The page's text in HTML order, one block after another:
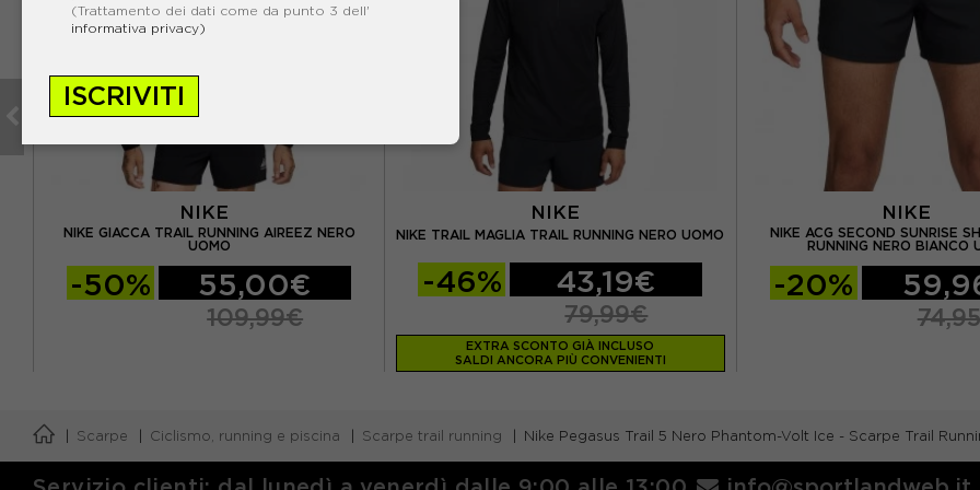
NIKE
NIKE GIACCA TRAIL RUNNING AIREEZ NERO
UOMO
-50% 55,00€
109,99€
NIKE
NIKE TRAIL MAGLIA TRAIL RUNNING NERO UOMO
-46% 43,19€
79,99€
EXTRA SCONTO GIÀ INCLUSO
SALDI ANCORA PIÙ CONVENIENTI
NIKE
NIKE ACG SECOND SUNRISE
RUNNING NERO BIANCO
-20%
Scarpe Ciclismo, running e piscina Scarpe trail running Nike Pegasus Trail 5 Nero Phantom-Volt Ice - Scarpe Trail
(Trattamento dei dati come da punto 3 dell'
informativa privacy)
ISCRIVITI